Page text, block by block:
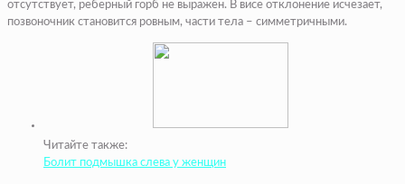
отсутствует, реберный горб не выражен. В висе отклонение исчезает,
позвоночник становится ровным, части тела – симметричными.
Читайте также:
Болит подмышка слева у женщин